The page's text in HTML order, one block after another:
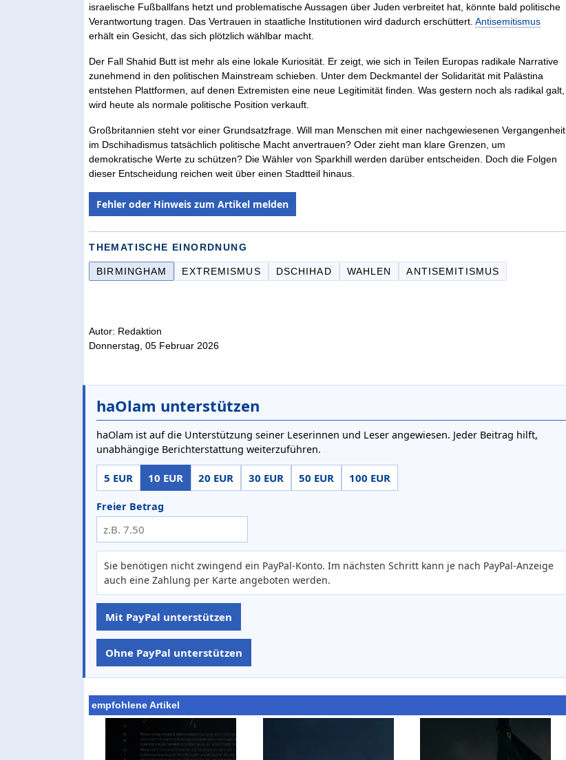
israelische Fußballfans hetzt und problematische Aussagen über Juden verbreitet hat, könnte bald politische
Verantwortung tragen. Das Vertrauen in staatliche Institutionen wird dadurch erschüttert.Antisemitismus
erhält ein Gesicht, das sich plötzlich wählbar macht.
Der Fall Shahid Butt ist mehr als eine lokale Kuriosität. Er zeigt, wie sich in Teilen Europas radikale Narrative
zunehmend in den politischen Mainstream schieben. Unter dem Deckmantel der Solidarität mit Palästina
entstehen Plattformen, auf denen Extremisten eine neue Legitimität finden. Was gestern noch als radikal galt,
wird heute als normale politische Position verkauft.
Großbritannien steht vor einer Grundsatzfrage. Will man Menschen mit einer nachgewiesenen Vergangenheit
im Dschihadismus tatsächlich politische Macht anvertrauen? Oder zieht man klare Grenzen, um
demokratische Werte zu schützen? Die Wähler von Sparkhill werden darüber entscheiden. Doch die Folgen
dieser Entscheidung reichen weit über einen Stadtteil hinaus.
Fehler oder Hinweis zum Artikel melden
THEMATISCHE EINORDNUNG
BIRMINGHAM EXTREMISMUS DSCHIHAD WAHLEN ANTISEMITISMUS
Autor: Redaktion
Donnerstag, 05 Februar 2026
haOlam unterstützen
haOlam ist auf die Unterstützung seiner Leserinnen und Leser angewiesen. Jeder Beitrag hilft,
unabhängige Berichterstattung weiterzuführen.
5 EUR 10 EUR 20 EUR 30 EUR 50 EUR 100 EUR
Freier Betrag
Sie benötigen nicht zwingend ein PayPal-Konto. Im nächsten Schritt kann je nach PayPal-Anzeige
auch eine Zahlung per Karte angeboten werden.
Mit PayPal unterstützen
Ohne PayPal unterstützen
empfohlene Artikel